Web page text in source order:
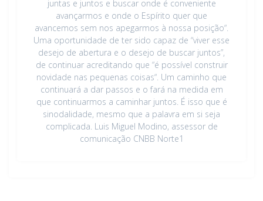
juntas e juntos e buscar onde é conveniente
avançarmos e onde o Espírito quer que
avancemos sem nos apegarmos à nossa posição“.
Uma oportunidade de ter sido capaz de “viver esse
desejo de abertura e o desejo de buscar juntos”,
de continuar acreditando que “é possível construir
novidade nas pequenas coisas“. Um caminho que
continuará a dar passos e o fará na medida em
que continuarmos a caminhar juntos. É isso que é
sinodalidade, mesmo que a palavra em si seja
complicada. Luis Miguel Modino, assessor de
comunicação CNBB Norte1